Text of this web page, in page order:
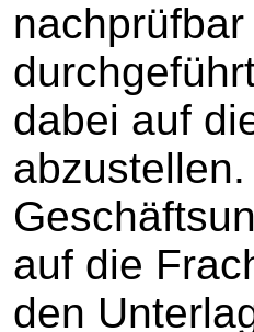
dabei auf
auf die
den